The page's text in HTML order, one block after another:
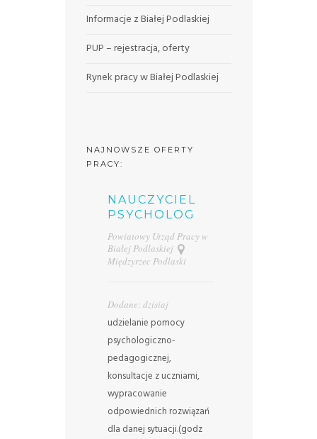
Informacje z Białej Podlaskiej
PUP – rejestracja, oferty
Rynek pracy w Białej Podlaskiej
NAJNOWSZE OFERTY
PRACY:
NAUCZYCIEL
PSYCHOLOG
Powiatowy Urząd Pracy w
Białej Podlaskiej
Międzyrzec Podlaski
Dodane: dzisiaj
udzielanie pomocy
psychologiczno-
pedagogicznej,
konsultacje z uczniami,
wypracowanie
odpowiednich rozwiązań
dla danej sytuacji.(godz